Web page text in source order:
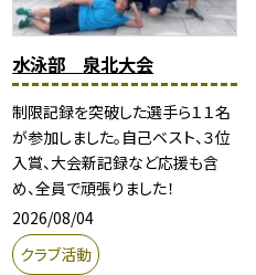
水泳部 泉北大会
制限記録を突破した選手ら１１名
が参加しました。自己ベスト、３位
入賞、大会新記録など応援も含
め、全員で頑張りました！
2026/08/04
クラブ活動